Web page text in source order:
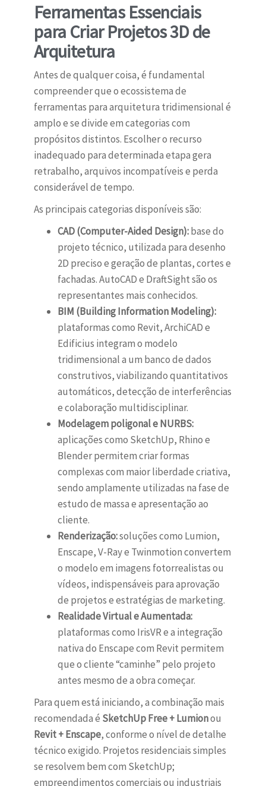
Ferramentas Essenciais
para Criar Projetos 3D de
Arquitetura
Antes de qualquer coisa, é fundamental
compreender que o ecossistema de
ferramentas para arquitetura tridimensional é
amplo e se divide em categorias com
propósitos distintos. Escolher o recurso
inadequado para determinada etapa gera
retrabalho, arquivos incompatíveis e perda
considerável de tempo.
As principais categorias disponíveis são:
CAD (Computer-Aided Design):base do
projeto técnico, utilizada para desenho
2D preciso e geração de plantas, cortes e
fachadas. AutoCAD e DraftSight são os
representantes mais conhecidos.
BIM (Building Information Modeling):
plataformas como Revit, ArchiCAD e
Edificius integram o modelo
tridimensional a um banco de dados
construtivos, viabilizando quantitativos
automáticos, detecção de interferências
e colaboração multidisciplinar.
Modelagem poligonal e NURBS:
aplicações como SketchUp, Rhino e
Blender permitem criar formas
complexas com maior liberdade criativa,
sendo amplamente utilizadas na fase de
estudo de massa e apresentação ao
cliente.
Renderização:soluções como Lumion,
Enscape, V-Ray e Twinmotion convertem
o modelo em imagens fotorrealistas ou
vídeos, indispensáveis para aprovação
de projetos e estratégias de marketing.
Realidade Virtual e Aumentada:
plataformas como IrisVR e a integração
nativa do Enscape com Revit permitem
que o cliente “caminhe” pelo projeto
antes mesmo de a obra começar.
Para quem está iniciando, a combinação mais
recomendada é SketchUp Free + Lumionou
Revit + Enscape, conforme o nível de detalhe
técnico exigido. Projetos residenciais simples
se resolvem bem com SketchUp;
empreendimentos comerciais ou industriais